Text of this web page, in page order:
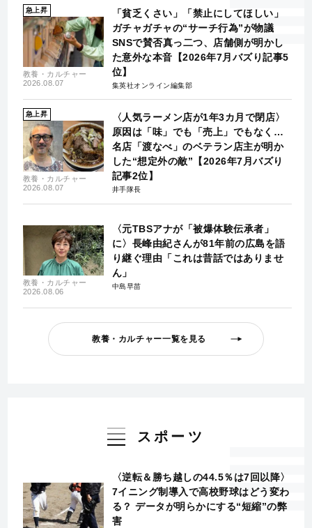
急上昇
教養・カルチャー
2026.08.07
「貧乏くさい」「禁止にしてほしい」
ガチャガチャの“サーチ行為”が物議
SNSで賛否真っ二つ、店舗側が明かし
た意外な本音【2026年7月バズり記事5
位】
集英社オンライン編集部
急上昇
教養・カルチャー
2026.08.07
〈人気ラーメン店が1年3カ月で閉店〉
原因は「味」でも「売上」でもなく…
名店「渡なべ」のベテラン店主が明か
した“想定外の敵”【2026年7月バズり
記事2位】
井手隊長
教養・カルチャー
2026.08.06
〈元TBSアナが「被爆体験伝承者」
に〉長峰由紀さんが81年前の広島を語
り継ぐ理由「これは昔話ではありませ
ん」
中島早苗
教養・カルチャー一覧を見る
スポーツ
〈逆転＆勝ち越しの44.5％は7回以降〉
7イニング制導入で高校野球はどう変わ
る？ データが明らかにする“短縮”の弊
害